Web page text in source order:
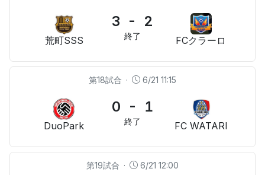
荒町SSS
3 - 2
終了 FCクラーロ
第18試合 · 6/21 11:15
DuoPark
0 - 1
終了 FC WATARI
第19試合 · 6/21 12:00